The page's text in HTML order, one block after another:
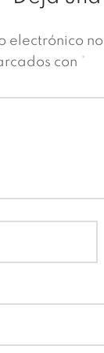
electrónico
con *